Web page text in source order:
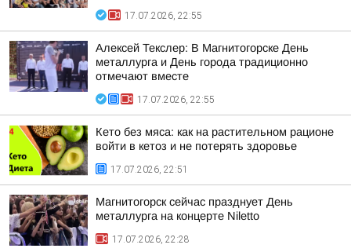
17.07.2026, 22:55
Алексей Текслер: В Магнитогорске День
металлурга и День города традиционно
отмечают вместе
17.07.2026, 22:55
Кето без мяса: как на растительном рационе
войти в кетоз и не потерять здоровье
17.07.2026, 22:51
Магнитогорск сейчас празднует День
металлурга на концерте Niletto
17.07.2026, 22:28